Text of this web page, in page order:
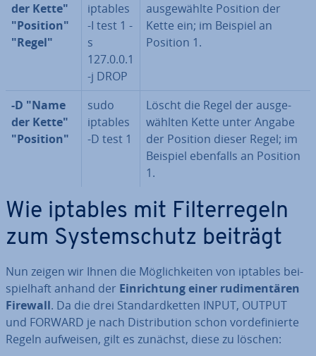
der Kette"
"Position"
"Regel"
iptables
-I test 1 -
s
127.0.0.1
-j DROP
aus­ge­wähl­te Position der
Kette ein; im Beispiel an
Position 1.
-D "Name
der Kette"
"Position"
sudo
iptables
-D test 1
Löscht die Regel der aus­ge­
wähl­ten Kette unter Angabe
der Position dieser Regel; im
Beispiel ebenfalls an Position
1.
Wie iptables mit Fil­ter­re­geln
zum Sys­tem­schutz beiträgt
Nun zeigen wir Ihnen die Mög­lich­kei­ten von iptables bei­
spiel­haft anhand der Ein­rich­tung einer ru­di­men­tä­ren
Firewall. Da die drei Stan­dard­ket­ten INPUT, OUTPUT
und FORWARD je nach Dis­tri­bu­ti­on schon vor­de­fi­nier­te
Regeln aufweisen, gilt es zunächst, diese zu löschen: